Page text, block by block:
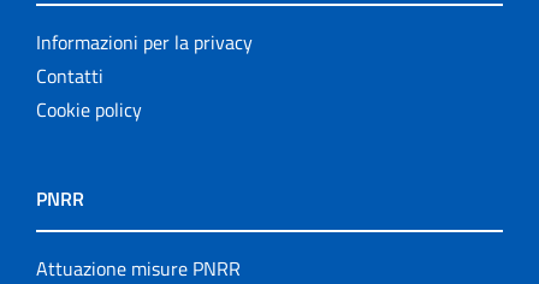
Informazioni per la privacy
Contatti
Cookie policy
PNRR
Attuazione misure PNRR